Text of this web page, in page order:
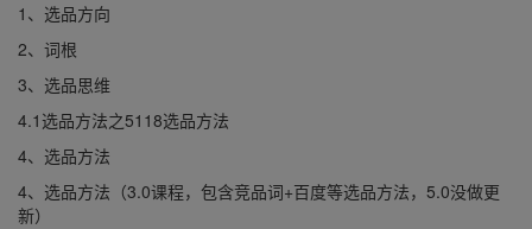
1、选品方向
2、词根
3、选品思维
4.1选品方法之5118选品方法
4、选品方法
4、选品方法（3.0课程，包含竞品词+百度等选品方法，5.0没做更
新）